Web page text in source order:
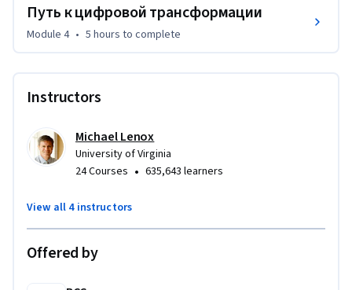
технологическим изменениям и подрывам рынка
– оценивать плюсы и минусы современных цифровых
организации на основе модели BCG
Путь к цифровой трансформации
Module 4 • 5 hours to complete
Instructors
Michael Lenox
University of Virginia
24 Courses • 635,643 learners
View all 4 instructors
Offered by